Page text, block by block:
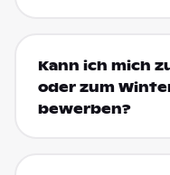
Kann ich mich
oder zum
bewerben?